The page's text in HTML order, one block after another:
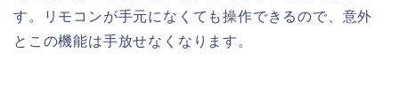
す。リモコンが手元になくても操作できるので、意外
とこの機能は手放せなくなります。